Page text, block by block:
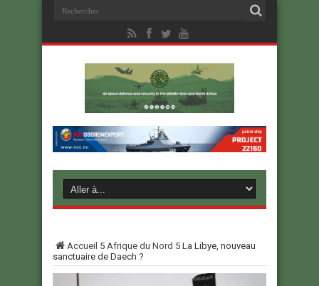
Accueil 5 Afrique du Nord 5 La Libye, nouveau
sanctuaire de Daech ?